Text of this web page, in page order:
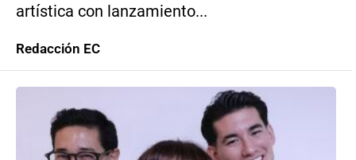
artística con lanzamiento...
Redacción EC